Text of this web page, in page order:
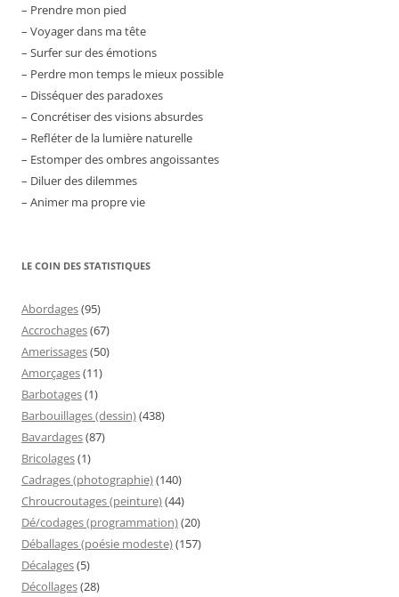
– Prendre mon pied
– Voyager dans ma tête
– Surfer sur des émotions
– Perdre mon temps le mieux possible
– Disséquer des paradoxes
– Concrétiser des visions absurdes
– Refléter de la lumière naturelle
– Estomper des ombres angoissantes
– Diluer des dilemmes
– Animer ma propre vie
LE COIN DES STATISTIQUES
Abordages(95)
Accrochages(67)
Amerissages(50)
Amorçages(11)
Barbotages(1)
Barbouillages (dessin)(438)
Bavardages(87)
Bricolages(1)
Cadrages (photographie)(140)
Chroucroutages (peinture)(44)
Dé/codages (programmation)(20)
Déballages (poésie modeste)(157)
Décalages(5)
Décollages(28)